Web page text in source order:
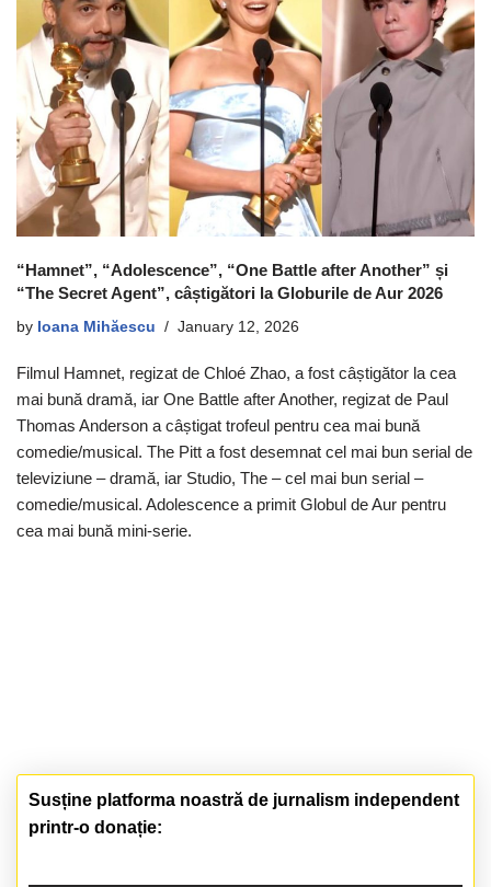
“Hamnet”, “Adolescence”, “One Battle after Another” și
“The Secret Agent”, câștigători la Globurile de Aur 2026
by Ioana Mihăescu January 12, 2026
Filmul Hamnet, regizat de Chloé Zhao, a fost câștigător la cea
mai bună dramă, iar One Battle after Another, regizat de Paul
Thomas Anderson a câștigat trofeul pentru cea mai bună
comedie/musical. The Pitt a fost desemnat cel mai bun serial de
televiziune – dramă, iar Studio, The – cel mai bun serial –
comedie/musical. Adolescence a primit Globul de Aur pentru
cea mai bună mini-serie.
Susține platforma noastră de jurnalism independent
printr-o donație: